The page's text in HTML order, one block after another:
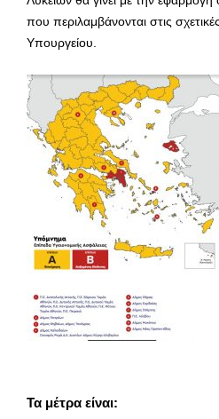
που περιλαμβάνονται στις
Υπουργείου.
Τα μέτρα είναι: